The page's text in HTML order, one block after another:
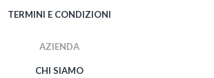
TERMINI E CONDIZIONI
AZIENDA
CHI SIAMO